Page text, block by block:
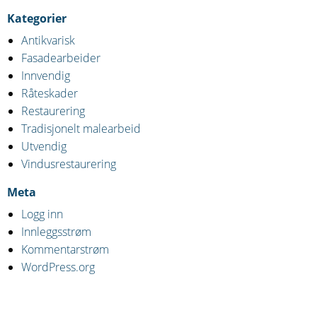
Kategorier
Antikvarisk
Fasadearbeider
Innvendig
Råteskader
Restaurering
Tradisjonelt malearbeid
Utvendig
Vindusrestaurering
Meta
Logg inn
Innleggsstrøm
Kommentarstrøm
WordPress.org